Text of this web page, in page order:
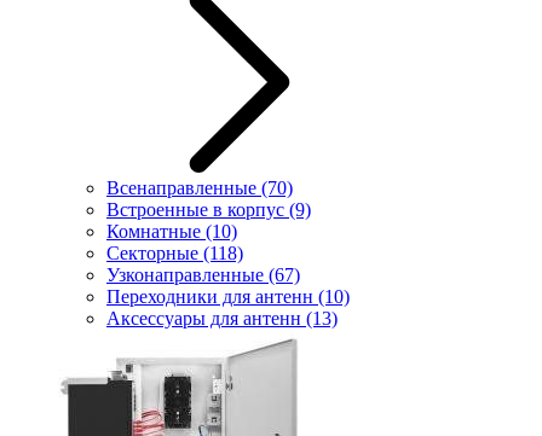
Всенаправленные (70)
Встроенные в корпус (9)
Комнатные (10)
Секторные (118)
Узконаправленные (67)
Переходники для антенн (10)
Аксессуары для антенн (13)